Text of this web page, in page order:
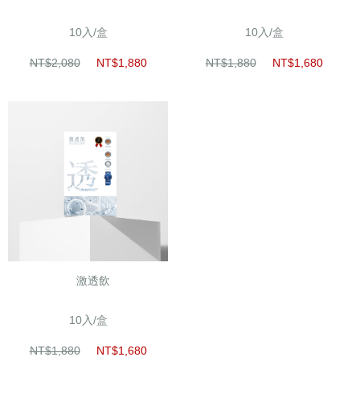
10入/盒
NT$2,080 NT$1,880
10入/盒
NT$1,880 NT$1,680
激透飲
10入/盒
NT$1,880 NT$1,680